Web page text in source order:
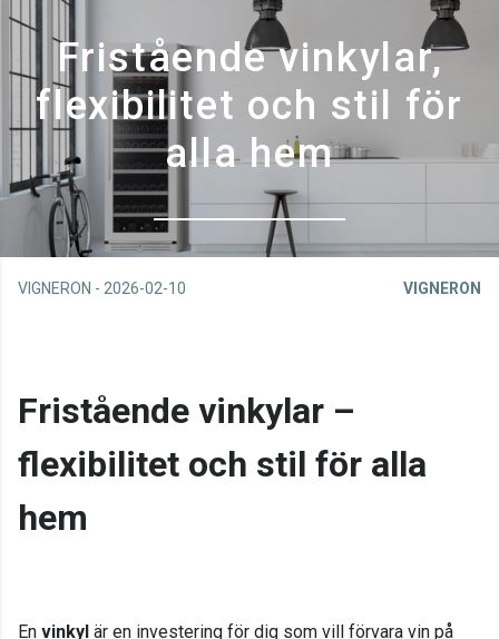
Fristående vinkylar,
flexibilitet och stil för
alla hem
VIGNERON - 2026-02-10 VIGNERON
Fristående vinkylar –
flexibilitet och stil för alla
hem
En vinkyl är en investering för dig som vill förvara vin på